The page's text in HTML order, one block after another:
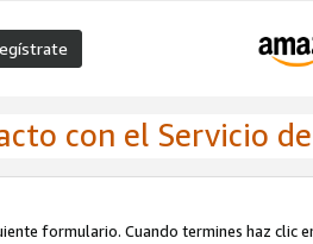
con el Servicio
formulario. Cuando termines haz clic